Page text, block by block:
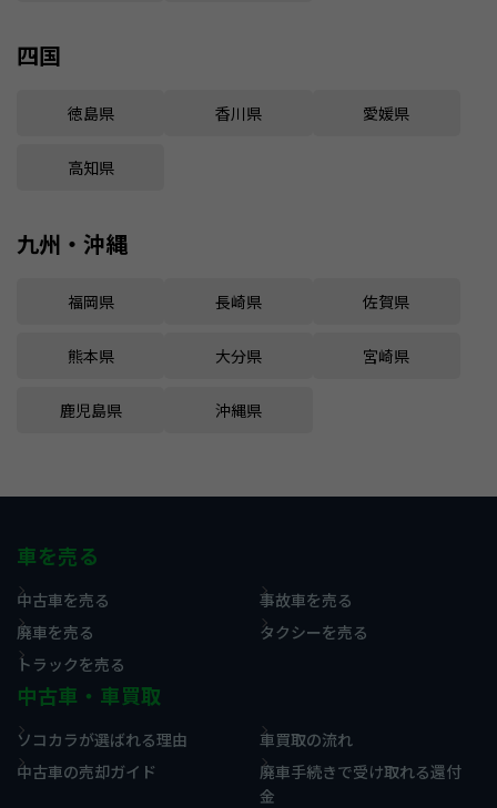
四国
徳島県 香川県 愛媛県
高知県
九州・沖縄
福岡県 長崎県 佐賀県
熊本県 大分県 宮崎県
鹿児島県 沖縄県
車を売る
中古車を売る
事故車を売る
廃車を売る
タクシーを売る
トラックを売る
中古車・車買取
ソコカラが選ばれる理由
車買取の流れ
中古車の売却ガイド
廃車手続きで受け取れる還付
金